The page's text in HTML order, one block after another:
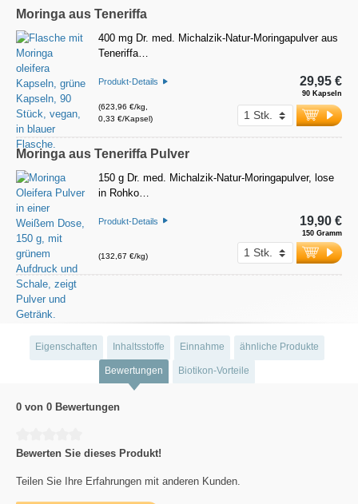
Moringa aus Teneriffa
400 mg Dr. med. Michalzik-Natur-Moringapulver aus
Teneriffa…
Produkt-Details
(623,96 €/kg,
0,33 €/Kapsel)
90 Kapseln
29,95 €
Moringa aus Teneriffa Pulver
150 g Dr. med. Michalzik-Natur-Moringapulver, lose
in Rohko…
Produkt-Details
(132,67 €/kg)
150 Gramm
19,90 €
Eigenschaften Inhaltsstoffe Einnahme ähnliche Produkte
Bewertungen Biotikon-Vorteile
0 von 0 Bewertungen
Bewerten Sie dieses Produkt!
Teilen Sie Ihre Erfahrungen mit anderen Kunden.